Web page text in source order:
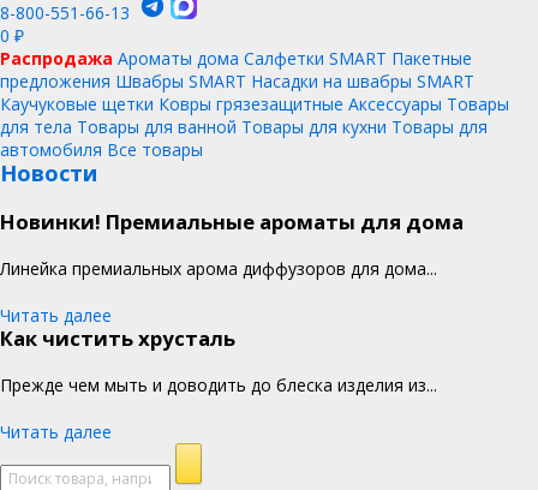
8-800-551-66-13
0 ₽
Распродажа Ароматы дома Салфетки SMART Пакетные
предложения Швабры SMART Насадки на швабры SMART
Каучуковые щетки Ковры грязезащитные Аксессуары Товары
для тела Товары для ванной Товары для кухни Товары для
автомобиля Все товары
Новости
Новинки! Премиальные ароматы для дома
Линейка премиальных арома диффузоров для дома...
Читать далее
Как чистить хрусталь
Прежде чем мыть и доводить до блеска изделия из...
Читать далее